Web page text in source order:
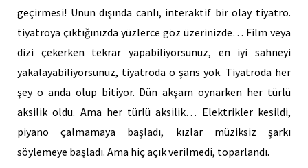
geçirmesi! Unun dışında canlı, interaktif bir olay tiyatro.
tiyatroya çıktığınızda yüzlerce göz üzerinizde… Film veya
dizi çekerken tekrar yapabiliyorsunuz, en iyi sahneyi
yakalayabiliyorsunuz, tiyatroda o şans yok. Tiyatroda her
şey o anda olup bitiyor. Dün akşam oynarken her türlü
aksilik oldu. Ama her türlü aksilik… Elektrikler kesildi,
piyano çalmamaya başladı, kızlar müziksiz şarkı
söylemeye başladı. Ama hiç açık verilmedi, toparlandı.